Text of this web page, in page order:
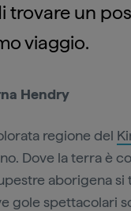
trovare un
viaggio.
Hendry
regione del
Dove la terra è
aborigena si
gole spettacolari